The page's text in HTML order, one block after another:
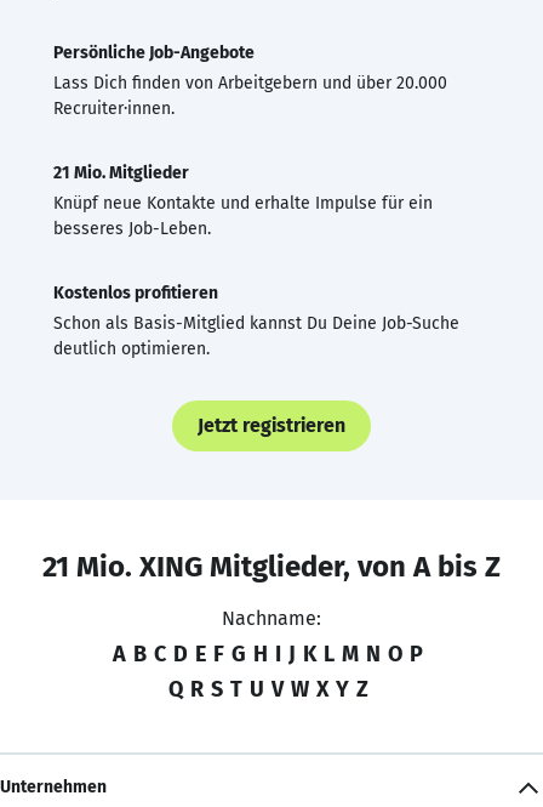
Persönliche Job-Angebote
Lass Dich finden von Arbeitgebern und über 20.000
Recruiter·innen.
21 Mio. Mitglieder
Knüpf neue Kontakte und erhalte Impulse für ein
besseres Job-Leben.
Kostenlos profitieren
Schon als Basis-Mitglied kannst Du Deine Job-Suche
deutlich optimieren.
Jetzt registrieren
21 Mio. XING Mitglieder, von A bis Z
Nachname:
A B C D E F G H I J K L M N O P
Q R S T U V W X Y Z
Unternehmen